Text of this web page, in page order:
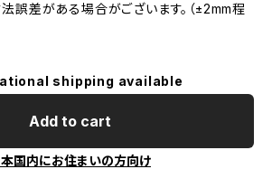
誤差がある場合がございます。（±2mm程
shipping available
Add to cart
国内にお住まいの方向け